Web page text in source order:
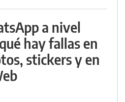
a nivel
hay fallas en
stickers y en